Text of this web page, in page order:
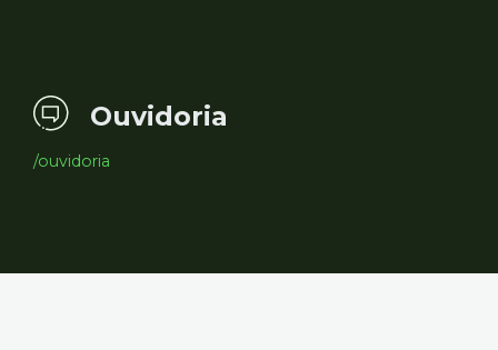
Ouvidoria
/ouvidoria